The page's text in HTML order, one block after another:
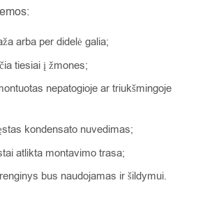
arba per didelė galia;
tiesiai į žmones;
nepatogioje ar triukšmingoje
kondensato nuvedimas;
atlikta montavimo trasa;
bus naudojamas ir šildymui.